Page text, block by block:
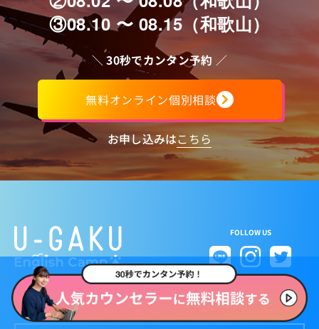
③08.10 〜 08.15（和歌山）
＼ 30秒でカンタン予約 ／
無料オンライン個別相談
お申し込みはこちら
FOLLOW US
メディア関係者様